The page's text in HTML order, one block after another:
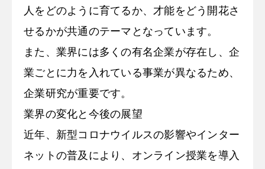
人をどのように育てるか、才能をどう開花さ
せるかが共通のテーマとなっています。
また、業界には多くの有名企業が存在し、企
業ごとに力を入れている事業が異なるため、
企業研究が重要です。
業界の変化と今後の展望
近年、新型コロナウイルスの影響やインター
ネットの普及により、オンライン授業を導入